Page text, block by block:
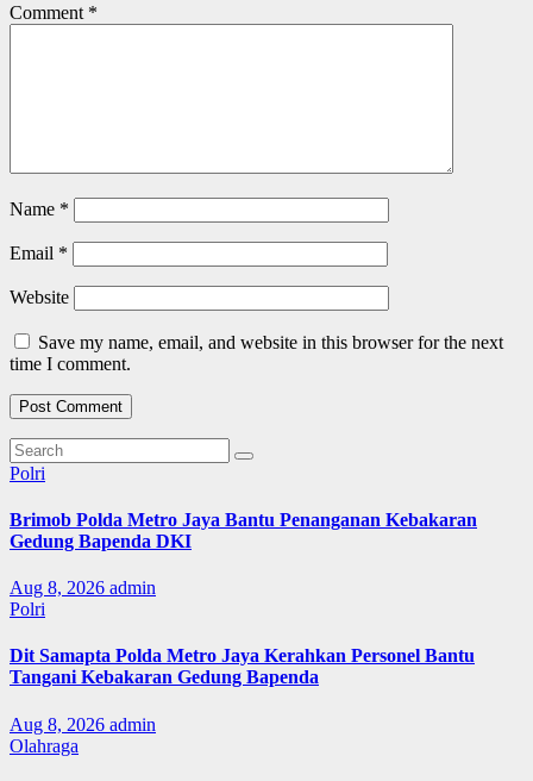
Comment *
Name *
Email *
Website
Save my name, email, and website in this browser for the next
time I comment.
Polri
Brimob Polda Metro Jaya Bantu Penanganan Kebakaran
Gedung Bapenda DKI
Aug 8, 2026 admin
Polri
Dit Samapta Polda Metro Jaya Kerahkan Personel Bantu
Tangani Kebakaran Gedung Bapenda
Aug 8, 2026 admin
Olahraga